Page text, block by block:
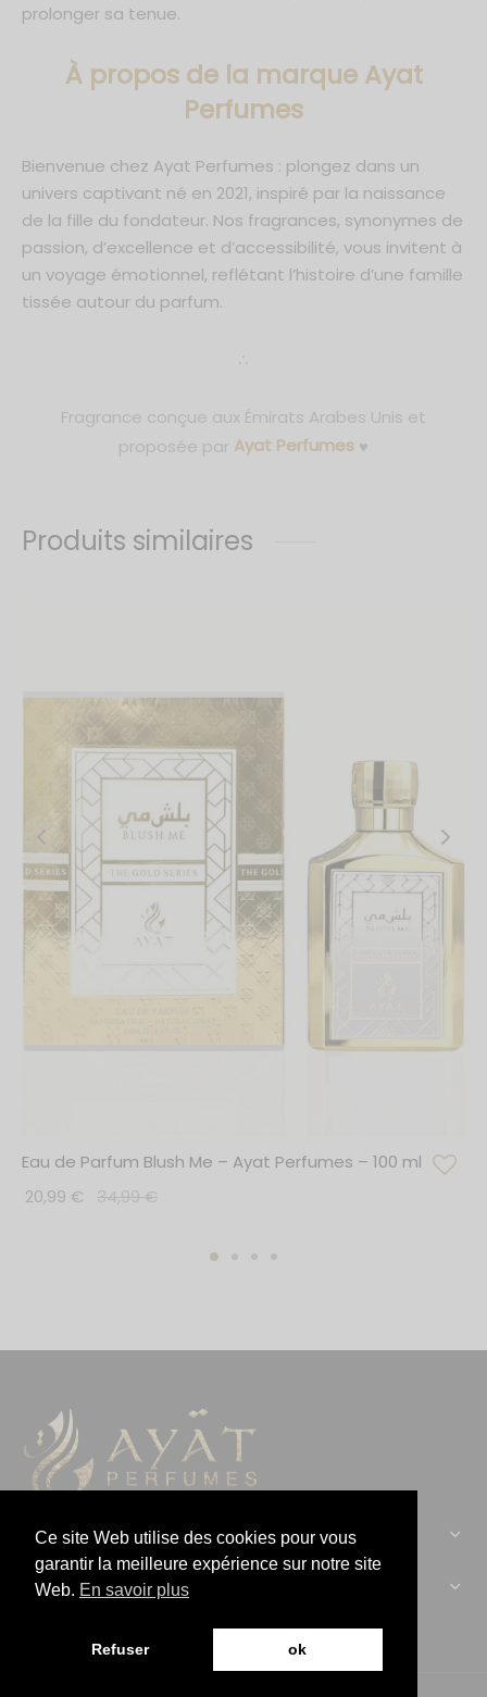
prolonger sa tenue.
À propos de la marque Ayat
Perfumes
Bienvenue chez Ayat Perfumes : plongez dans un
univers captivant né en 2021, inspiré par la naissance
de la fille du fondateur. Nos fragrances, synonymes de
passion, d’excellence et d’accessibilité, vous invitent à
un voyage émotionnel, reflétant l’histoire d’une famille
tissée autour du parfum.
∴
Fragrance conçue aux Émirats Arabes Unis et
proposée par Ayat Perfumes ♥
Produits similaires
Eau de Parfum Blush Me – Ayat Perfumes – 100 ml
20,99 € 34,99€
CONTACTEZ-NOUS :
AYAT PERFUMES :
Ce site Web utilise des cookies pour vous
garantir la meilleure expérience sur notre site
Web. En savoir plus
Refuser ok